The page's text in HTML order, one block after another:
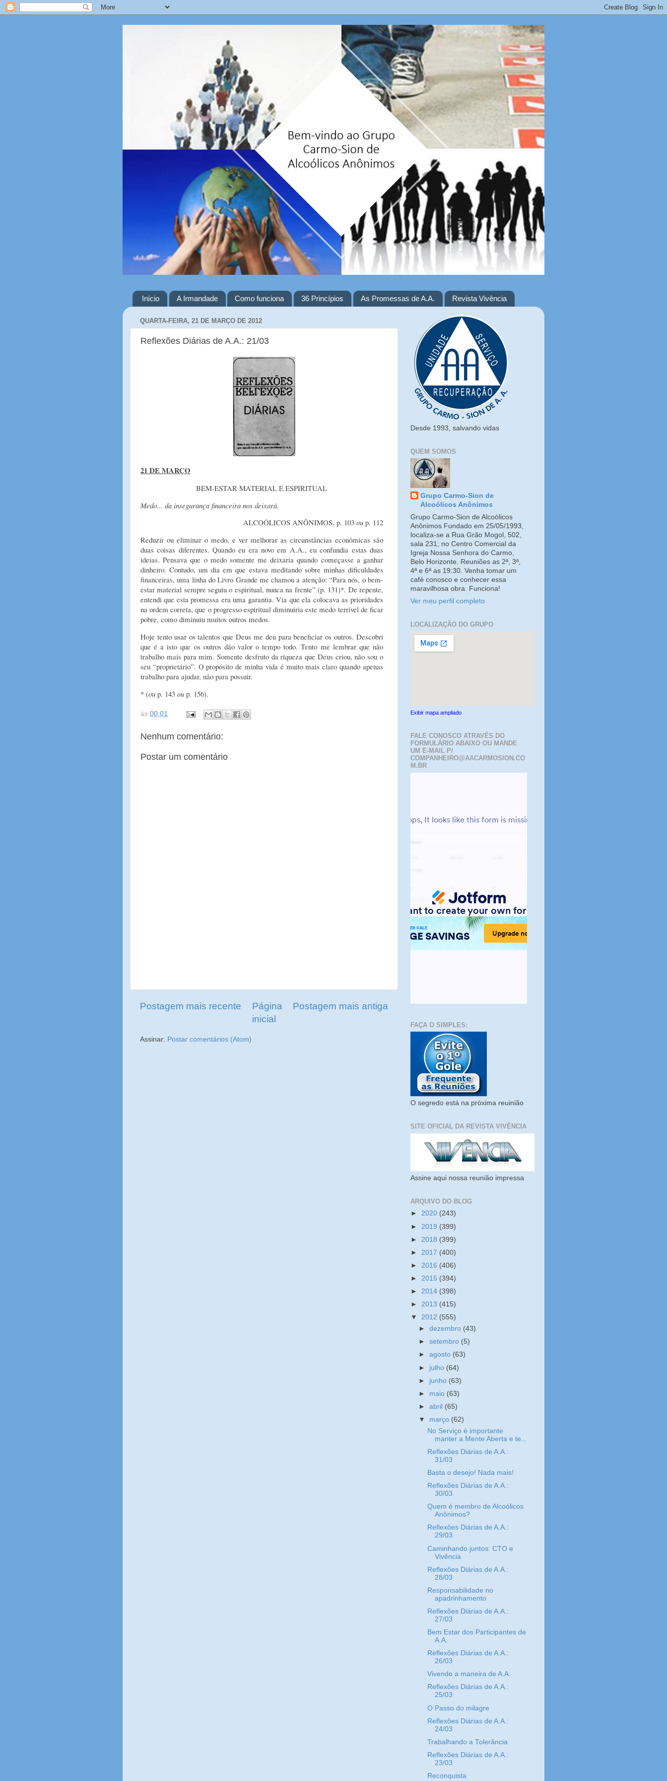
Início A Irmandade Como funciona 36 Princípios As Promessas de A.A. Revista Vivência
QUARTA-FEIRA, 21 DE MARÇO DE 2012
Reflexões Diárias de A.A.: 21/03
21 DE MARÇO
BEM-ESTAR MATERIAL E ESPIRITUAL
Medo... da insegurança financeira nos deixará.
ALCOÓLICOS ANÔNIMOS, p. 103 ou p. 112
Reduzir ou eliminar o medo, e ver melhorar as circunstâncias econômicas são
duas coisas diferentes. Quando eu era novo em A.A., eu confundia estas duas
ideias. Pensava que o medo somente me deixaria quando começasse a ganhar
dinheiro. Contudo, um dia em que estava meditando sobre minhas dificuldades
financeiras, uma linha do Livro Grande me chamou a atenção: “Para nós, o bem-
estar material sempre seguiu o espiritual, nunca na frente” (p. 131)*. De repente,
entendi que esta promessa era uma garantia. Via que ela colocava as prioridades
na ordem correta, que o progresso espiritual diminuiria este medo terrível de ficar
pobre, como diminuiu muitos outros medos.
Hoje tento usar os talentos que Deus me deu para beneficiar os outros. Descobri
que é a isto que os outros dão valor o tempo todo. Tento me lembrar que não
trabalho mais para mim. Somente desfruto da riqueza que Deus criou, não sou o
seu “proprietário”. O propósito de minha vida é muito mais claro quando apenas
trabalho para ajudar, não para possuir.
* (ou p. 143 ou p. 156).
às 00:01
Nenhum comentário:
Postar um comentário
Postagem mais recente Postagem mais antiga
Página
inicial
Assinar: Postar comentários (Atom)
Desde 1993, salvando vidas
QUEM SOMOS
Grupo Carmo-Sion de
Alcoólicos Anônimos
Grupo Carmo-Sion de Alcoólicos
Anônimos Fundado em 25/05/1993,
localiza-se a Rua Grão Mogol, 502,
sala 231; no Centro Comercial da
Igreja Nossa Senhora do Carmo,
Belo Horizonte. Reuniões as 2ª, 3ª,
4ª e 6ª as 19:30. Venha tomar um
café conosco e conhecer essa
maravilhosa obra. Funciona!
Ver meu perfil completo
LOCALIZAÇÃO DO GRUPO
Exibir mapa ampliado
FALE CONOSCO ATRAVÉS DO
FORMULÁRIO ABAIXO OU MANDE
UM E-MAIL P/
COMPANHEIRO@AACARMOSION.CO
M.BR
FAÇA O SIMPLES:
O segredo está na próxima reuinião
SITE OFICIAL DA REVISTA VIVÊNCIA
Assine aqui nossa reunião impressa
ARQUIVO DO BLOG
► 2020 (243)
► 2019 (399)
► 2018 (399)
► 2017 (400)
► 2016 (406)
► 2015 (394)
► 2014 (398)
► 2013 (415)
▼ 2012 (555)
►dezembro (43)
►setembro (5)
►agosto (63)
► julho (64)
► junho (63)
► maio (63)
►abril (65)
▼ março (62)
No Serviço é importante
manter a Mente Aberta e te...
Reflexões Diárias de A.A.:
31/03
Basta o desejo! Nada mais!
Reflexões Diárias de A.A.:
30/03
Quem é membro de Alcoólicos
Anônimos?
Reflexões Diárias de A.A.:
29/03
Caminhando juntos: CTO e
Vivência
Reflexões Diárias de A.A.:
28/03
Responsabilidade no
apadrinhamento
Reflexões Diárias de A.A.:
27/03
Bem Estar dos Participantes de
A.A.
Reflexões Diárias de A.A.:
26/03
Vivendo a maneira de A.A.
Reflexões Diárias de A.A.:
25/03
O Passo do milagre
Reflexões Diárias de A.A.:
24/03
Trabalhando a Tolerância
Reflexões Diárias de A.A.:
23/03
Reconquista